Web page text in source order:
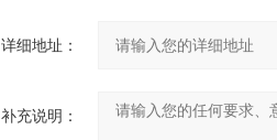
详细地址：
补充说明：